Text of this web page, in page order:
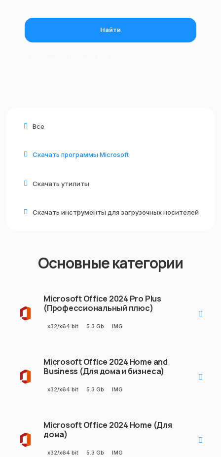
Найти
Все
Скачать программы Microsoft
Скачать утилиты
Скачать инструменты для загрузочных носителей
Основные категории
Microsoft Office 2024 Pro Plus
(Профессиональный плюс)
x32/x64 bit 5.3 Gb IMG
Microsoft Office 2024 Home and
Business (Для дома и бизнеса)
x32/x64 bit 5.3 Gb IMG
Microsoft Office 2024 Home (Для
дома)
x32/x64 bit 5.3 Gb IMG